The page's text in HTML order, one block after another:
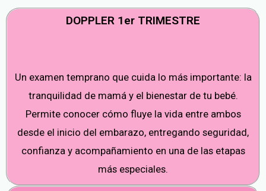
DOPPLER 1er TRIMESTRE
Un examen temprano que cuida lo más importante: la
tranquilidad de mamá y el bienestar de tu bebé.
Permite conocer cómo fluye la vida entre ambos
desde el inicio del embarazo, entregando seguridad,
confianza y acompañamiento en una de las etapas
más especiales.